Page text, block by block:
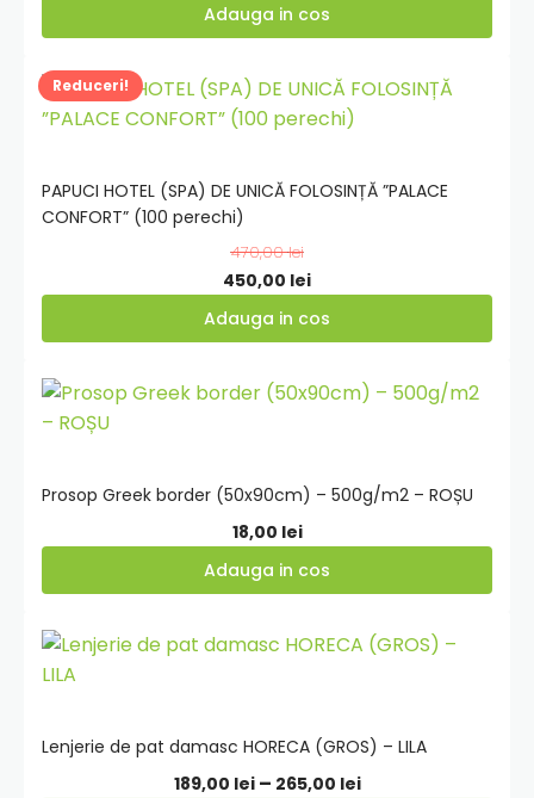
Adauga in cos
Reduceri!
PAPUCI HOTEL (SPA) DE UNICĂ FOLOSINȚĂ ”PALACE
CONFORT” (100 perechi)
470,00lei
Prețul
inițial
a
470,00 lei.
450,00 leiPrețul
este:
Adauga in cos
Adauga
in
Prosop Greek border (50x90cm) – 500g/m2 – ROȘU
18,00 lei
Adauga in cos
Adauga
Lenjerie de pat damasc HORECA (GROS) – LILA
189,00 lei – 265,00 leiInterval
Adauga